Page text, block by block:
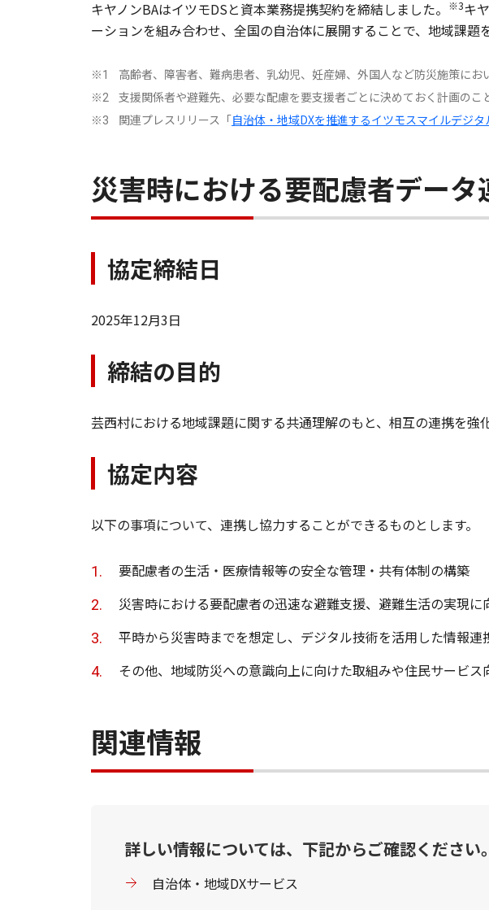
キヤノンBAはイツモDSと資本業務提携契約を締結しました。 ※3キ
ーションを組み合わせ、全国の自治体に展開することで、地域課題
※1 高齢者、障害者、難病患者、乳幼児、妊産婦、外国人など防災施策にお
※2 支援関係者や避難先、必要な配慮を要支援者ごとに決めておく計画のこ
※3 関連プレスリリース「自治体・地域DXを推進するイツモスマイルデジ
災害時における要配慮者デー
協定締結日
2025年12月3日
締結の目的
芸西村における地域課題に関する共通理解のもと、相互の連携を
協定内容
以下の事項について、連携し協力することができるものとします。
要配慮者の生活・医療情報等の安全な管理・共有体制の構築
災害時における要配慮者の迅速な避難支援、避難生活の実現に
平時から災害時までを想定し、デジタル技術を活用した情報連
その他、地域防災への意識向上に向けた取組みや住民サービス
関連情報
詳しい情報については、下記からご確認ください。
自治体・地域DXサービス